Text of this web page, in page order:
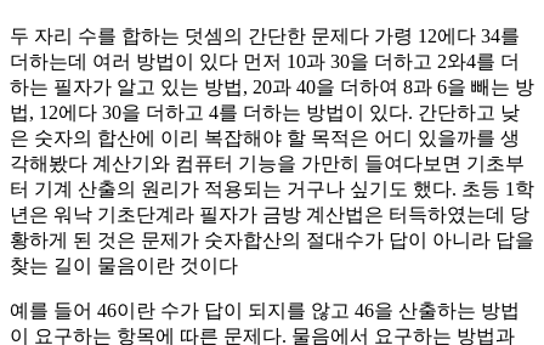
두 자리 수를 합하는 덧셈의 간단한 문제다 가령 12에다 34를
더하는데 여러 방법이 있다 먼저 10과 30을 더하고 2와4를 더
하는 필자가 알고 있는 방법, 20과 40을 더하여 8과 6을 빼는 방
법, 12에다 30을 더하고 4를 더하는 방법이 있다. 간단하고 낮
은 숫자의 합산에 이리 복잡해야 할 목적은 어디 있을까를 생
각해봤다 계산기와 컴퓨터 기능을 가만히 들여다보면 기초부
터 기계 산출의 원리가 적용되는 거구나 싶기도 했다. 초등 1학
년은 워낙 기초단계라 필자가 금방 계산법은 터득하였는데 당
황하게 된 것은 문제가 숫자합산의 절대수가 답이 아니라 답을
찾는 길이 물음이란 것이다
예를 들어 46이란 수가 답이 되지를 않고 46을 산출하는 방법
이 요구하는 항목에 따른 문제다. 물음에서 요구하는 방법과